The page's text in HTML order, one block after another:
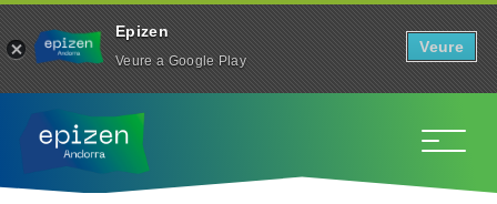
Epizen
Veure a Google Play
Veure